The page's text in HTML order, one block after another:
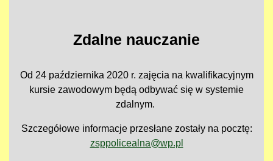
Zdalne nauczanie
Od 24 października 2020 r. zajęcia na kwalifikacyjnym
kursie zawodowym będą odbywać się w systemie
zdalnym.
Szczegółowe informacje przesłane zostały na pocztę:
zsppolicealna@wp.pl